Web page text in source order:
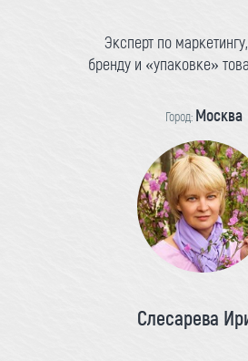
Эксперт по
бренду и «упаковке»
Город: Москва
Слесарева